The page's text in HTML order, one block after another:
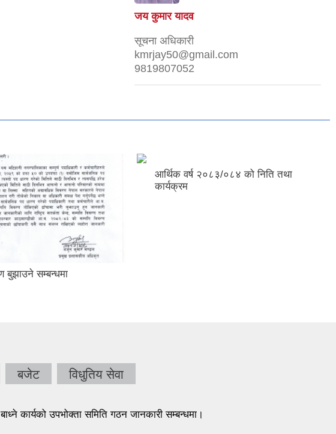
जय कुमार यादव
सूचना अधिकारी
kmrjay50@gmail.com
9819807052
बुझाउने सम्बन्धमा
आर्थिक वर्ष २०८३/०८४ को निति तथा
कार्यक्रम
बजेट विधुतिय सेवा
कार्यको उपभोक्ता समिति गठन जानकारी सम्बन्धमा।